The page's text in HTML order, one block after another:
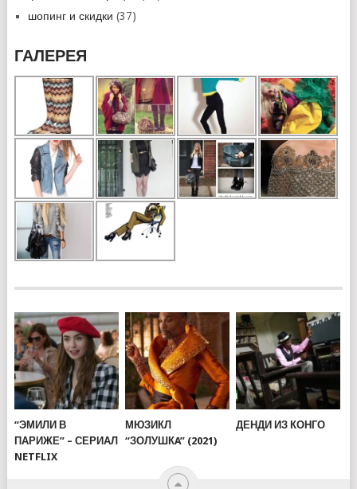
шопинг и скидки (37)
ГАЛЕРЕЯ
“ЭМИЛИ В
ПАРИЖЕ” – СЕРИАЛ
NETFLIX
МЮЗИКЛ
“ЗОЛУШКA” (2021)
ДЕНДИ ИЗ КОНГО